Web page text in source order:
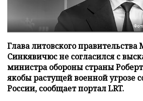
Глава литовского правительства
Синкявичюс не согласился с
министра обороны страны
якобы растущей военной угрозе
России, сообщает портал LRT.